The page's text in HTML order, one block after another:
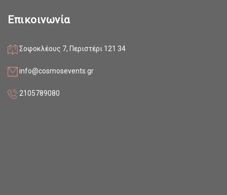
Επικοινωνία
Σοφοκλέους 7, Περιστέρι 121 34
info@cosmosevents.gr
2105789080